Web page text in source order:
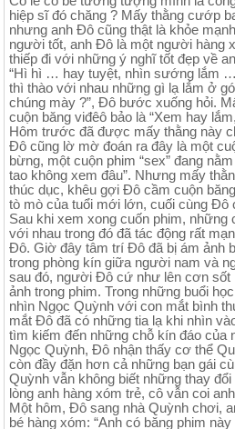
hiệp sĩ đó chăng ? Mấy thằng cướp
nhưng anh Đô cũng thật là khỏe
người tốt, anh Đô là một người hàng
thiếp đi với những ý nghĩ tốt đẹp về
“Hì hì … hay tuyệt, nhìn sướng lắm
thì thào với nhau những gì lạ lắm ở
chúng mày ?”, Đô bước xuống hỏi.
cuộn băng viđêô bảo là “Xem hay
Hôm trước đã được mấy thằng này
Đô cũng lờ mờ đoán ra đây là một
bừng, một cuộn phim “sex” đang
tao không xem đâu”. Nhưng mấy
thúc dục, khêu gợi Đô cầm cuộn
tò mò của tuổi mới lớn, cuối cùng Đô
Sau khi xem xong cuốn phim, những
với nhau trong đó đã tác động rất
Đô. Giờ đây tâm trí Đô đã bị ám ảnh
trong phòng kín giữa người nam và
sau đó, người Đô cứ như lên cơn sốt
ảnh trong phim. Trong những buổi
nhìn Ngọc Quỳnh với con mắt bình
mắt Đô đã có những tia lạ khi nhìn
tìm kiếm đến những chỗ kín đáo của
Ngọc Quỳnh, Đô nhận thấy cơ thể
còn đầy đặn hơn cả những bạn gái
Quỳnh vẫn không biết những thay
lòng anh hàng xóm trẻ, cô vẫn coi
Một hôm, Đô sang nhà Quỳnh chơi,
bé hàng xóm: “Anh có băng phim